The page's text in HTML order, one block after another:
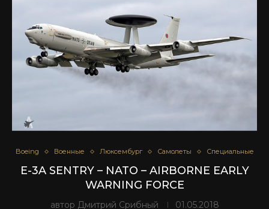
Boeing Военные Люксембург Самолеты Специальные
E-3A SENTRY – NATO – AIRBORNE EARLY
WARNING FORCE
автор Дмитрий Срибный 01.05.2018